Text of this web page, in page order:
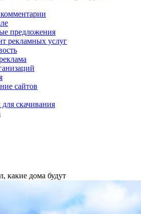
предложения
рекламных услуг
сайтов
скачивания
дома будут